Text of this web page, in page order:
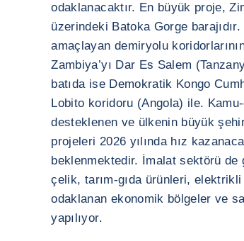
odaklanacaktır. En büyük proje,
üzerindeki Batoka Gorge
amaçlayan demiryolu
Zambiya’yı Dar Es Salem
batıda ise Demokratik Kongo
Lobito koridoru (Angola) ile.
desteklenen ve ülkenin büyük
projeleri 2026 yılında hız
beklenmektedir. İmalat sektörü de
çelik, tarım-gıda ürünleri,
odaklanan ekonomik bölgeler ve
yapılıyor.